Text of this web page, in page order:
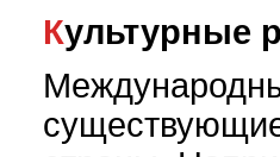
Культурные